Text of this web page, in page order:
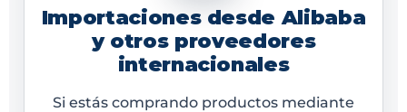
Importaciones desde Alibaba
y otros proveedores
internacionales
Si estás comprando productos mediante